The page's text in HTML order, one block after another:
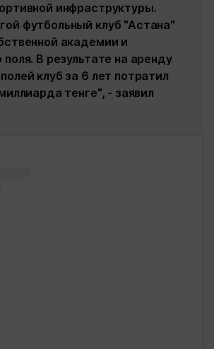
инфраструктуры.
футбольный клуб "Астана"
академии и
поля. В результате на аренду
клуб за 6 лет потратил
тенге", - заявил